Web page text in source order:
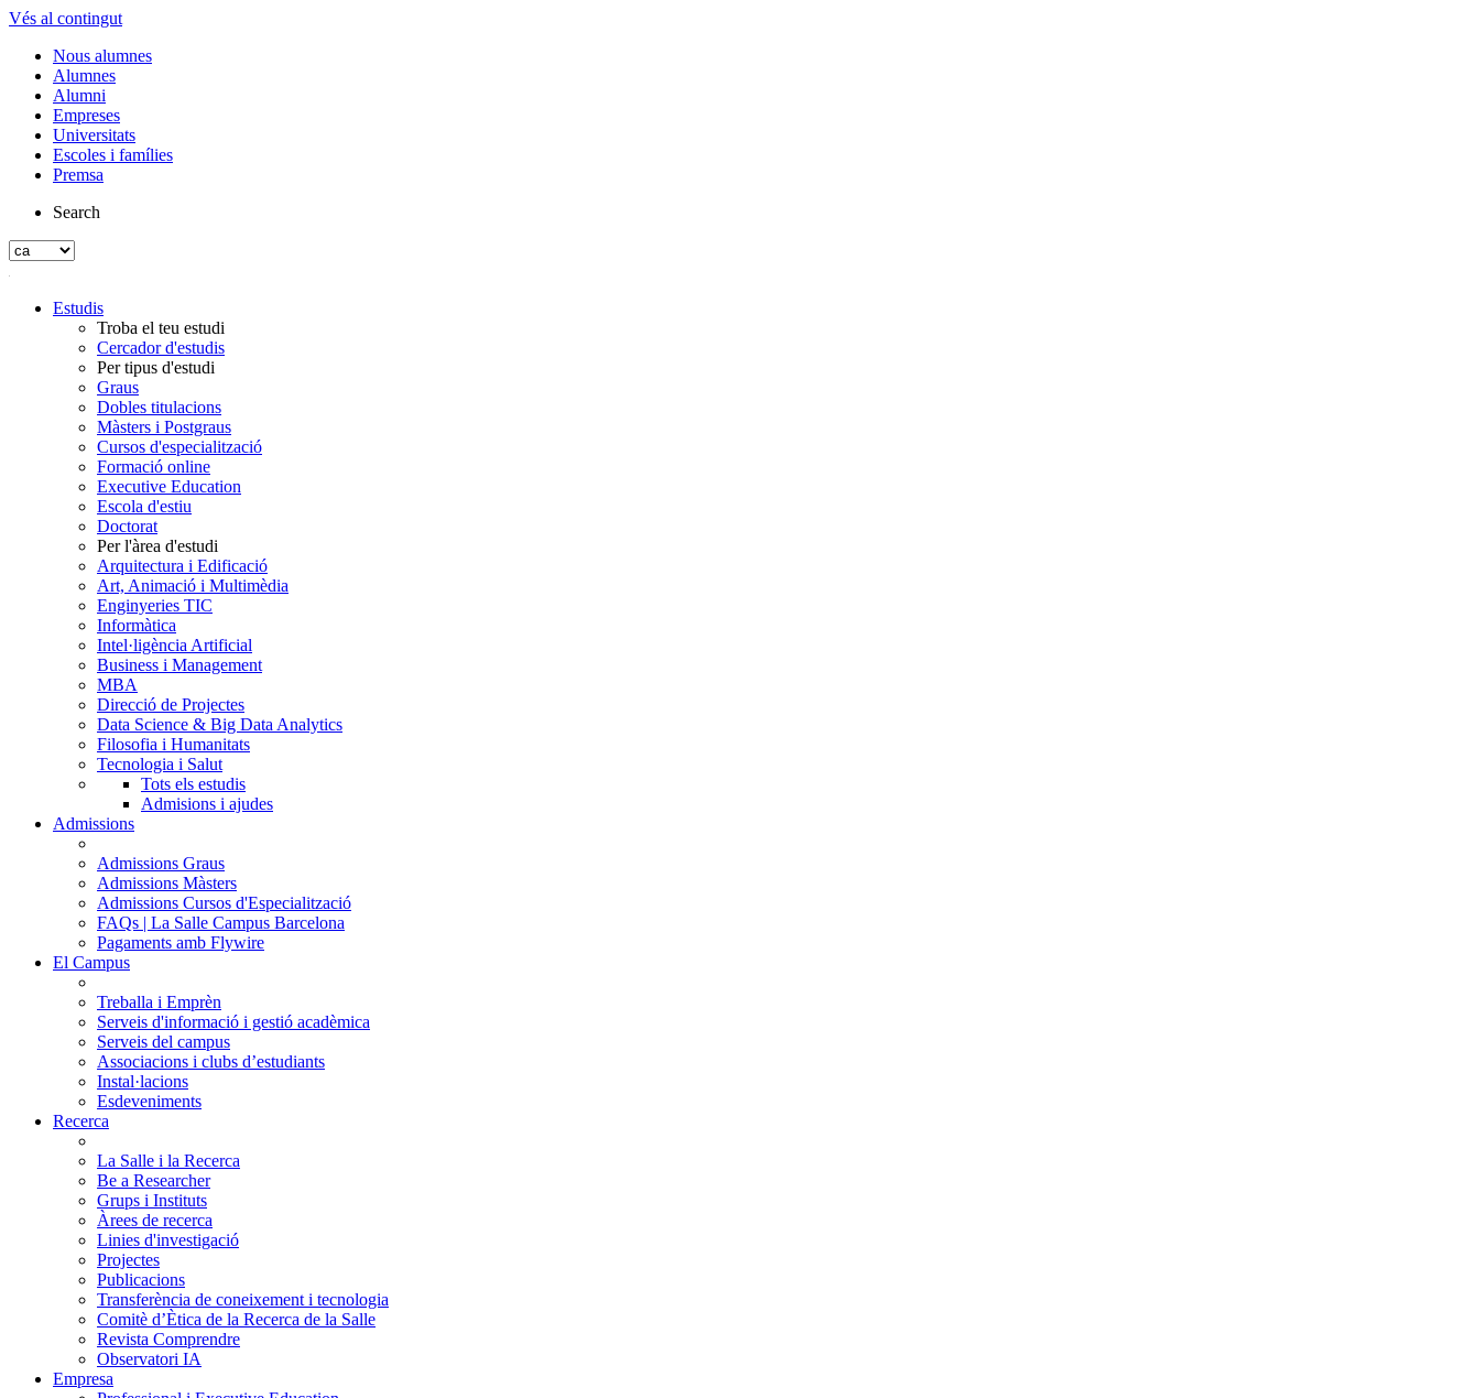
Vés al contingut
Nous alumnes
Alumnes
Alumni
Empreses
Universitats
Escoles i famílies
Premsa
Search
Estudis
Troba el teu estudi
Cercador d'estudis
Per tipus d'estudi
Graus
Dobles titulacions
Màsters i Postgraus
Cursos d'especialització
Formació online
Executive Education
Escola d'estiu
Doctorat
Per l'àrea d'estudi
Arquitectura i Edificació
Art, Animació i Multimèdia
Enginyeries TIC
Informàtica
Intel·ligència Artificial
Business i Management
MBA
Direcció de Projectes
Data Science & Big Data Analytics
Filosofia i Humanitats
Tecnologia i Salut
Tots els estudis
Admisions i ajudes
Admissions
Admissions Graus
Admissions Màsters
Admissions Cursos d'Especialització
FAQs | La Salle Campus Barcelona
Pagaments amb Flywire
El Campus
Treballa i Emprèn
Serveis d'informació i gestió acadèmica
Serveis del campus
Associacions i clubs d’estudiants
Instal·lacions
Esdeveniments
Recerca
La Salle i la Recerca
Be a Researcher
Grups i Instituts
Àrees de recerca
Linies d'investigació
Projectes
Publicacions
Transferència de coneixement i tecnologia
Comitè d’Ètica de la Recerca de la Salle
Revista Comprendre
Observatori IA
Empresa